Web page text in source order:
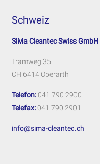
Schweiz
SiMa Cleantec Swiss GmbH
Tramweg 35
CH 6414 Oberarth
Telefon: 041 790 2900
Telefax: 041 790 2901
info@sima-cleantec.ch